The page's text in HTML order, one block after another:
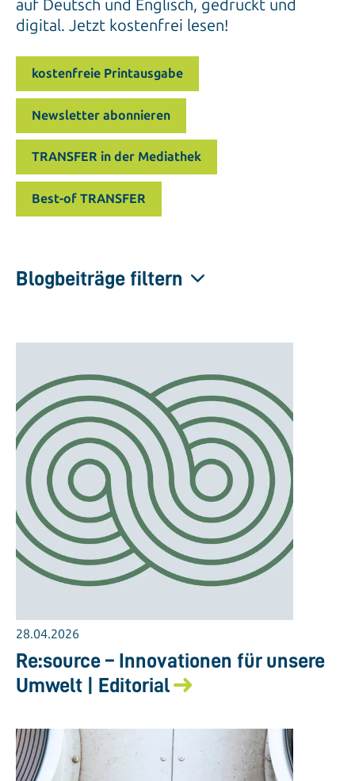
auf Deutsch und Englisch, gedruckt und
digital. Jetzt kostenfrei lesen!
kostenfreie Printausgabe
Newsletter abonnieren
TRANSFER in der Mediathek
Best-of TRANSFER
Blogbeiträge filtern
28.04.2026
Re:source – Innovationen für unsere
Umwelt | Editorial